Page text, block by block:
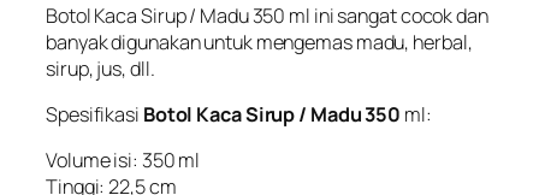
Botol Kaca Sirup / Madu 350 ml ini sangat cocok dan
banyak digunakan untuk mengemas madu, herbal,
sirup, jus, dll.
Spesifikasi Botol Kaca Sirup / Madu 350 ml:
Volume isi: 350 ml
Tinggi: 22,5 cm